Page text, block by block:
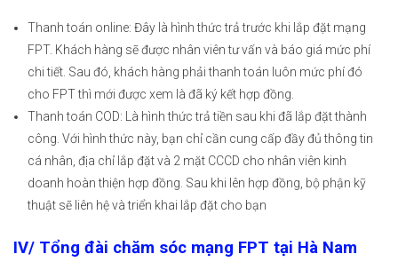
Thanh toán online: Đây là hình thức trả trước khi lắp đặt mạng
FPT. Khách hàng sẽ được nhân viên tư vấn và báo giá mức phí
chi tiết. Sau đó, khách hàng phải thanh toán luôn mức phí đó
cho FPT thì mới được xem là đã ký kết hợp đồng.
Thanh toán COD: Là hình thức trả tiền sau khi đã lắp đặt thành
công. Với hình thức này, bạn chỉ cần cung cấp đầy đủ thông tin
cá nhân, địa chỉ lắp đặt và 2 mặt CCCD cho nhân viên kinh
doanh hoàn thiện hợp đồng. Sau khi lên hợp đồng, bộ phận kỹ
thuật sẽ liên hệ và triển khai lắp đặt cho bạn
IV/ Tổng đài chăm sóc mạng FPT tại Hà Nam